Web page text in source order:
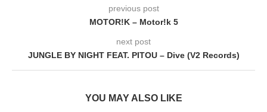
previous post
MOTOR!K – Motor!k 5
next post
JUNGLE BY NIGHT FEAT. PITOU – Dive (V2 Records)
YOU MAY ALSO LIKE